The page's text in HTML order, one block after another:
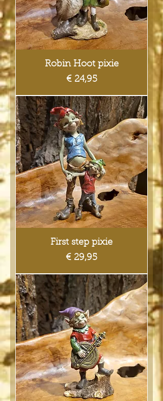
Robin Hoot pixie
Prijs
€ 24,95
First step pixie
Prijs
€ 29,95